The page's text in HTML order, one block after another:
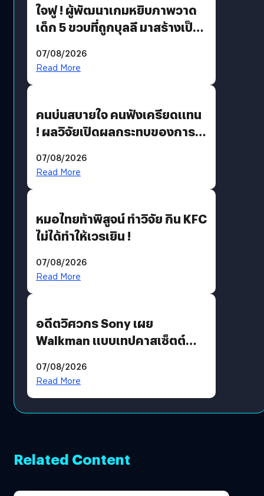
ใจฟู ! ผู้พัฒนาเกมหยิบภาพวาด
เด็ก 5 ขวบที่ถูกบุลลี มาสร้างเป็น
07/08/2026
Read More
คนบ่นสบายใจ คนฟังเครียดแทน
! ผลวิจัยเปิดผลกระทบของการ
07/08/2026
Read More
หมอไทยท้าพิสูจน์ ทำวิจัย กิน KFC
ไม่ได้ทำให้เวรเยิน !
07/08/2026
Read More
อดีตวิศวกร Sony เผย
Walkman แบบเทปคาสเซ็ตต์
07/08/2026
Read More
Related Content